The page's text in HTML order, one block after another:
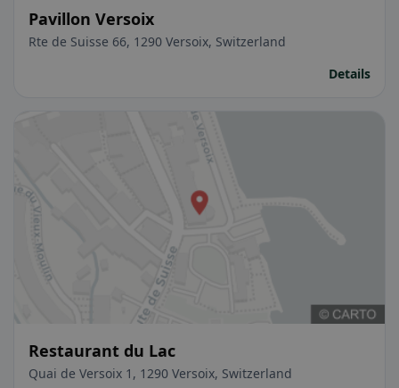
Pavillon Versoix
Rte de Suisse 66, 1290 Versoix, Switzerland
Details
Restaurant du Lac
Quai de Versoix 1, 1290 Versoix, Switzerland